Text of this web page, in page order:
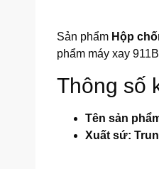
Sản phẩm Hộp
phẩm máy xay
Thông số
Tên sản
Xuất sứ: